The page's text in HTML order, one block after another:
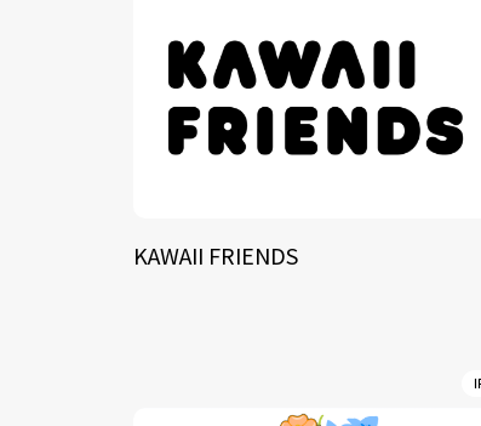
KAWAII FRIENDS
BRAND